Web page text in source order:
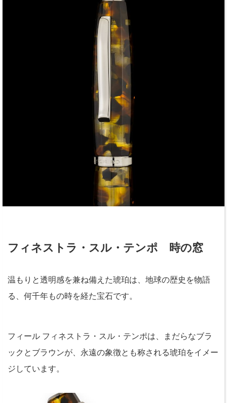
フィネストラ・スル・テンポ 時の窓
温もりと透明感を兼ね備えた琥珀は、地球の歴史を物語
る、何千年もの時を経た宝石です。
フィール フィネストラ・スル・テンポは、まだらなブラ
ックとブラウンが、永遠の象徴とも称される琥珀をイメー
ジしています。